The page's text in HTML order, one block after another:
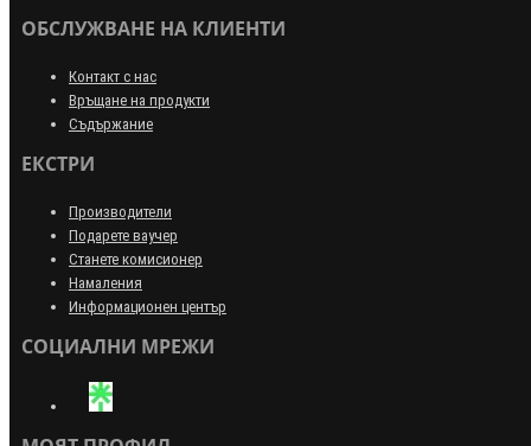
ОБСЛУЖВАНЕ НА КЛИЕНТИ
Контакт с нас
Връщане на продукти
Съдържание
ЕКСТРИ
Производители
Подарете ваучер
Станете комисионер
Намаления
Информационен център
СОЦИАЛНИ МРЕЖИ